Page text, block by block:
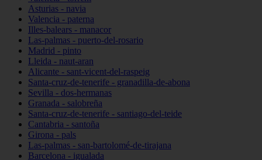
Asturias - navia
Valencia - paterna
Illes-balears - manacor
Las-palmas - puerto-del-rosario
Madrid - pinto
Lleida - naut-aran
Alicante - sant-vicent-del-raspeig
Santa-cruz-de-tenerife - granadilla-de-abona
Sevilla - dos-hermanas
Granada - salobreña
Santa-cruz-de-tenerife - santiago-del-teide
Cantabria - santoña
Girona - pals
Las-palmas - san-bartolomé-de-tirajana
Barcelona - igualada